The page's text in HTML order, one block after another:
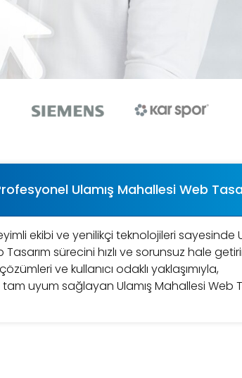
Ulamış Mahallesi Web
ekibi ve yenilikçi teknolojileri sayesinde
sürecini hızlı ve sorunsuz hale
ve kullanıcı odaklı yaklaşımıyla,
tam uyum sağlayan Ulamış Mahallesi Web